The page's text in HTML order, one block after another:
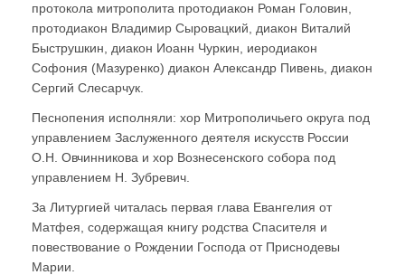
протокола митрополита протодиакон Роман Головин,
протодиакон Владимир Сыровацкий, диакон Виталий
Быструшкин, диакон Иоанн Чуркин, иеродиакон
Софония (Мазуренко) диакон Александр Пивень, диакон
Сергий Слесарчук.
Песнопения исполняли: хор Митрополичьего округа под
управлением Заслуженного деятеля искусств России
О.Н. Овчинникова и хор Вознесенского собора под
управлением Н. Зубревич.
За Литургией читалась первая глава Евангелия от
Матфея, содержащая книгу родства Спасителя и
повествование о Рождении Господа от Приснодевы
Марии.